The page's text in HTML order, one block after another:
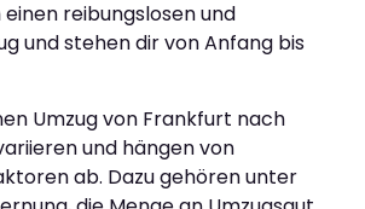
reibungslosen und
und stehen dir von Anfang bis
Umzug von Frankfurt nach
und hängen von
ab. Dazu gehören unter